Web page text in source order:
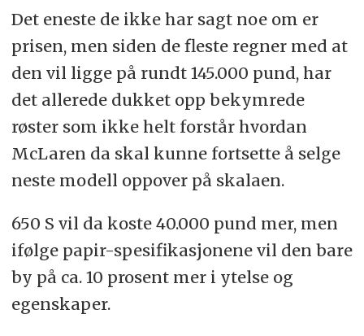
Det eneste de ikke har sagt noe om er
prisen, men siden de fleste regner med at
den vil ligge på rundt 145.000 pund, har
det allerede dukket opp bekymrede
røster som ikke helt forstår hvordan
McLaren da skal kunne fortsette å selge
neste modell oppover på skalaen.
650 S vil da koste 40.000 pund mer, men
ifølge papir-spesifikasjonene vil den bare
by på ca. 10 prosent mer i ytelse og
egenskaper.